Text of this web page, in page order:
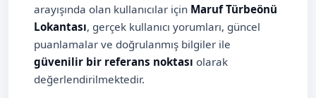
arayışında olan kullanıcılar için Maruf Türbeönü
Lokantası, gerçek kullanıcı yorumları, güncel
puanlamalar ve doğrulanmış bilgiler ile
güvenilir bir referans noktası olarak
değerlendirilmektedir.